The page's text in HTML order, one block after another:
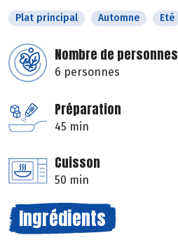
Plat principal Automne Eté
Nombre de personnes
6 personnes
Préparation
45 min
Cuisson
50 min
Ingrédients